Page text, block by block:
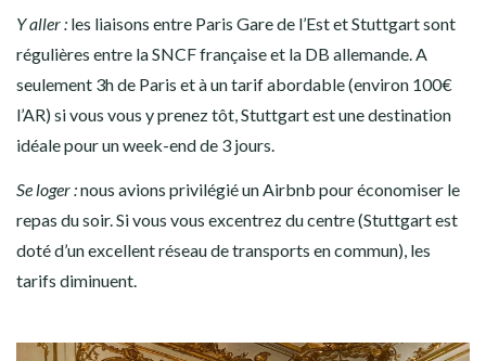
Y aller : les liaisons entre Paris Gare de l’Est et Stuttgart sont
régulières entre la SNCF française et la DB allemande. A
seulement 3h de Paris et à un tarif abordable (environ 100€
l’AR) si vous vous y prenez tôt, Stuttgart est une destination
idéale pour un week-end de 3 jours.
Se loger :nous avions privilégié un Airbnb pour économiser le
repas du soir. Si vous vous excentrez du centre (Stuttgart est
doté d’un excellent réseau de transports en commun), les
tarifs diminuent.